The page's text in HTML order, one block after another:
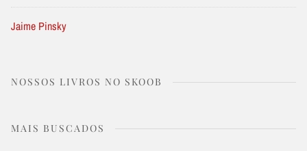
Jaime Pinsky
NOSSOS LIVROS NO SKOOB
MAIS BUSCADOS